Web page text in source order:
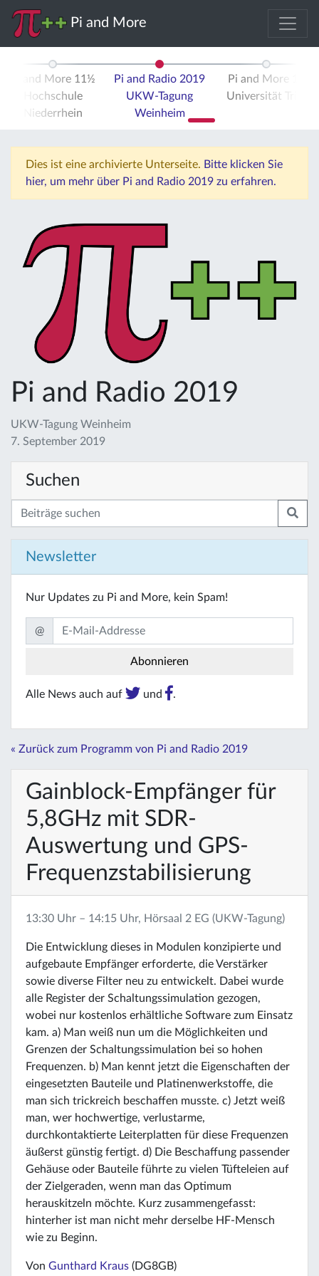
Pi and More
Pi and More 11½
Hochschule
Niederrhein
Pi and Radio 2019
UKW-Tagung
Weinheim
Pi and More 12
Universität Trier
Dies ist eine archivierte Unterseite. Bitte klicken Sie
hier, um mehr über Pi and Radio 2019 zu erfahren.
Pi and Radio 2019
UKW-Tagung Weinheim
7. September 2019
Suchen
Newsletter
Nur Updates zu Pi and More, kein Spam!
@
Alle News auch auf und .
« Zurück zum Programm von Pi and Radio 2019
Gainblock-Empfänger für
5,8GHz mit SDR-
Auswertung und GPS-
Frequenzstabilisierung
13:30 Uhr – 14:15 Uhr, Hörsaal 2 EG (UKW-Tagung)
Die Entwicklung dieses in Modulen konzipierte und
aufgebaute Empfänger erforderte, die Verstärker
sowie diverse Filter neu zu entwickelt. Dabei wurde
alle Register der Schaltungssimulation gezogen,
wobei nur kostenlos erhältliche Software zum Einsatz
kam. a) Man weiß nun um die Möglichkeiten und
Grenzen der Schaltungssimulation bei so hohen
Frequenzen. b) Man kennt jetzt die Eigenschaften der
eingesetzten Bauteile und Platinenwerkstoffe, die
man sich trickreich beschaffen musste. c) Jetzt weiß
man, wer hochwertige, verlustarme,
durchkontaktierte Leiterplatten für diese Frequenzen
äußerst günstig fertigt. d) Die Beschaffung passender
Gehäuse oder Bauteile führte zu vielen Tüfteleien auf
der Zielgeraden, wenn man das Optimum
herauskitzeln möchte. Kurz zusammengefasst:
hinterher ist man nicht mehr derselbe HF-Mensch
wie zu Beginn.
Von Gunthard Kraus (DG8GB)